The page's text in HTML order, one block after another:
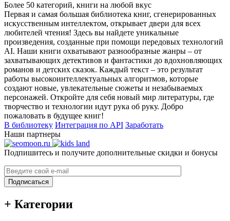
Более 50 категорий, книги на любой вкус
Первая и самая большая библиотека книг, сгенерированных
искусственным интеллектом, открывает двери для всех
любителей чтения! Здесь вы найдете уникальные
произведения, созданные при помощи передовых технологий
AI. Наши книги охватывают разнообразные жанры – от
захватывающих детективов и фантастики до вдохновляющих
романов и детских сказок. Каждый текст – это результат
работы высокоинтеллектуальных алгоритмов, которые
создают новые, увлекательные сюжеты и незабываемых
персонажей. Откройте для себя новый мир литературы, где
творчество и технологии идут рука об руку. Добро
пожаловать в будущее книг!
В библиотеку Интеграция по API Заработать
Наши партнеры
Подпишитесь и получите дополнительные скидки и бонусы
Подписаться
+ Категории